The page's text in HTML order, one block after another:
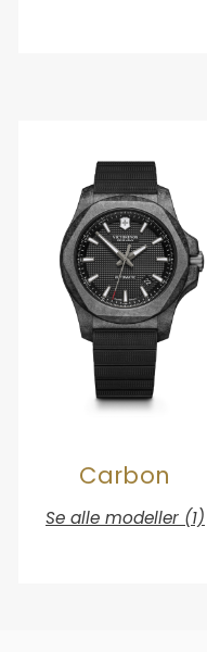
Carbon
Se alle modeller (1)